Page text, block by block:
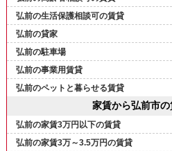
弘前の生活保護相談可の賃貸
弘前の貸家
弘前の駐車場
弘前の事業用賃貸
弘前のペットと暮らせる賃貸
家賃から弘前市
弘前の家賃3万円以下の賃貸
弘前の家賃3万～3.5万円の賃貸